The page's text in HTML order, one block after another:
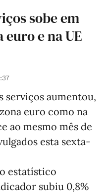
sobe em
e na UE
serviços aumentou,
euro como na
ao mesmo mês de
esta sexta-
estatístico
subiu 0,8%